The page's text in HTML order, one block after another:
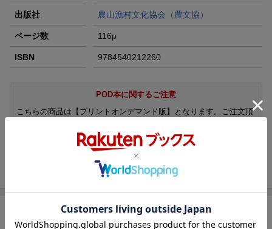
出版社 農山漁村文化協会（農文協）
ページ数 116p
ISBN 9784540212260
POD本に関するご注意
こちらの商品は【プリントオンデマンド版】となります。ご注文頂
際にはご連絡いたします。
過去に取り扱っている商品があった場合、当時の商品と印刷の品
質・価格が異なる場合がございます。あらかじめご了承ください。
商品説明